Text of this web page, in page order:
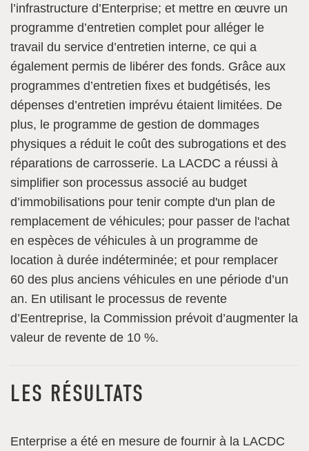
l’infrastructure d’Enterprise; et mettre en œuvre un
programme d’entretien complet pour alléger le
travail du service d’entretien interne, ce qui a
également permis de libérer des fonds. Grâce aux
programmes d’entretien fixes et budgétisés, les
dépenses d’entretien imprévu étaient limitées. De
plus, le programme de gestion de dommages
physiques a réduit le coût des subrogations et des
réparations de carrosserie. La LACDC a réussi à
simplifier son processus associé au budget
d’immobilisations pour tenir compte d'un plan de
remplacement de véhicules; pour passer de l'achat
en espèces de véhicules à un programme de
location à durée indéterminée; et pour remplacer
60 des plus anciens véhicules en une période d’un
an. En utilisant le processus de revente
d’Eentreprise, la Commission prévoit d’augmenter la
valeur de revente de 10 %.
LES RÉSULTATS
Enterprise a été en mesure de fournir à la LACDC